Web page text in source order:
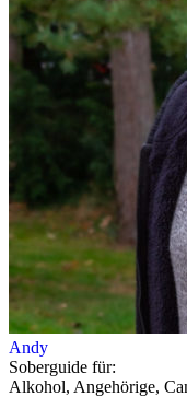
Andy
Soberguide für:
Alkohol, Angehörige,